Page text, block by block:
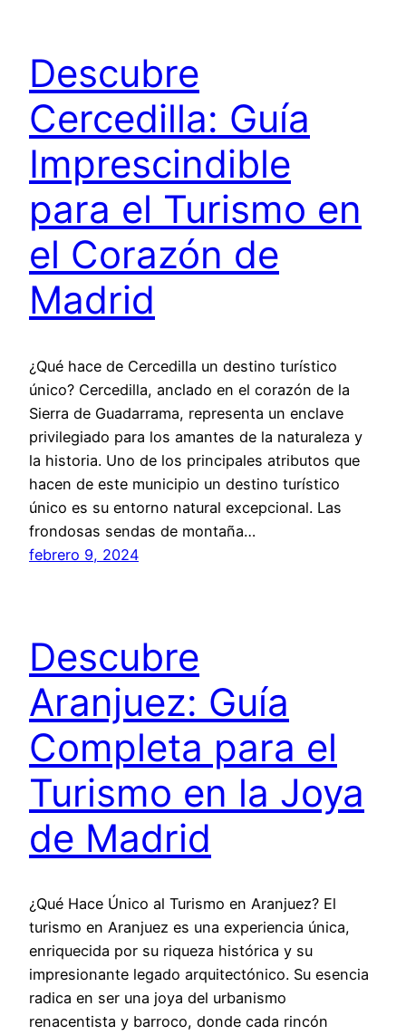
Descubre
Cercedilla: Guía
Imprescindible
para el Turismo en
el Corazón de
Madrid
¿Qué hace de Cercedilla un destino turístico
único? Cercedilla, anclado en el corazón de la
Sierra de Guadarrama, representa un enclave
privilegiado para los amantes de la naturaleza y
la historia. Uno de los principales atributos que
hacen de este municipio un destino turístico
único es su entorno natural excepcional. Las
frondosas sendas de montaña…
febrero 9, 2024
Descubre
Aranjuez: Guía
Completa para el
Turismo en la Joya
de Madrid
¿Qué Hace Único al Turismo en Aranjuez? El
turismo en Aranjuez es una experiencia única,
enriquecida por su riqueza histórica y su
impresionante legado arquitectónico. Su esencia
radica en ser una joya del urbanismo
renacentista y barroco, donde cada rincón